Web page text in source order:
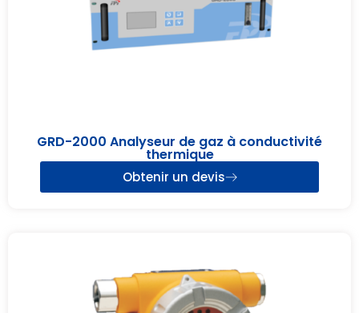
GRD-2000 Analyseur de gaz à conductivité
thermique
Obtenir un devis